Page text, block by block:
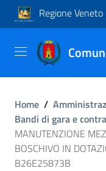
Regione Veneto
Home /
Bandi di gara e
MANUTENZIONE
BOSCHIVO IN
B26E25873B